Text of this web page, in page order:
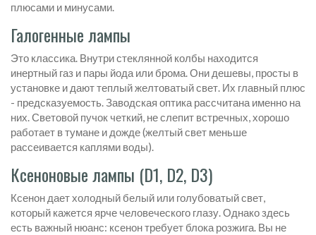
плюсами и минусами.
Галогенные лампы
Это классика. Внутри стеклянной колбы находится
инертный газ и пары йода или брома. Они дешевы, просты в
установке и дают теплый желтоватый свет. Их главный плюс
- предсказуемость. Заводская оптика рассчитана именно на
них. Световой пучок четкий, не слепит встречных, хорошо
работает в тумане и дожде (желтый свет меньше
рассеивается каплями воды).
Ксеноновые лампы (D1, D2, D3)
Ксенон дает холодный белый или голубоватый свет,
который кажется ярче человеческого глазу. Однако здесь
есть важный нюанс: ксенон требует блока розжига. Вы не